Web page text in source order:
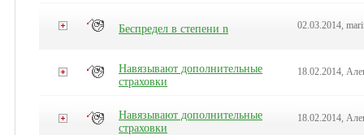
Беспредел в степени n 02.03.2014,
Навязывают дополнительные
страховки
18.02.2014,
Навязывают дополнительные
страховки
18.02.2014,